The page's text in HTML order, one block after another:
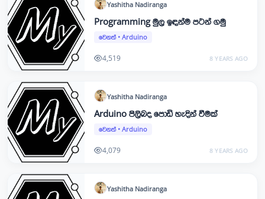
Yashitha Nadiranga
Programming මුල ඉඳන්ම පටන් ගමු
වෙනත්• Arduino
4,519 8 YEARS AGO
Yashitha Nadiranga
Arduino පිලිබද පොඩි හැදින් වීමක්
වෙනත්• Arduino
4,079 8 YEARS AGO
Yashitha Nadiranga